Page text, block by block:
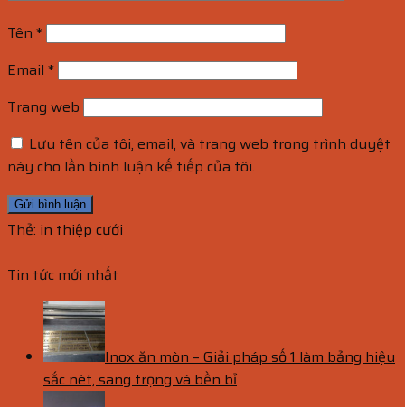
Tên *
Email *
Trang web
Lưu tên của tôi, email, và trang web trong trình duyệt
này cho lần bình luận kế tiếp của tôi.
Thẻ: in thiệp cưới
Tin tức mới nhất
Inox ăn mòn – Giải pháp số 1 làm bảng hiệu
sắc nét, sang trọng và bền bỉ